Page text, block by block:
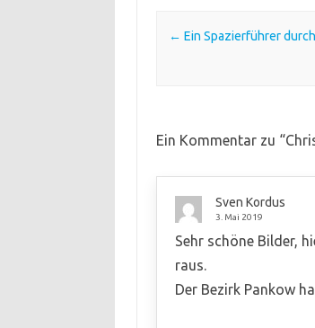
Post navigation
← Ein Spazierführer
Ein Kommentar zu “
Sven Kordus
3. Mai 2019
Sehr schöne Bilder,
raus.
Der Bezirk Pankow